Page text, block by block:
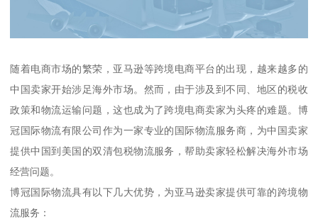
随着电商市场的繁荣，亚马逊等跨境电商平台的出现，越来越多的
中国卖家开始涉足海外市场。然而，由于涉及到不同、地区的税收
政策和物流运输问题，这也成为了跨境电商卖家为头疼的难题。博
冠国际物流有限公司作为一家专业的国际物流服务商，为中国卖家
提供中国到美国的双清包税物流服务，帮助卖家轻松解决海外市场
经营问题。
博冠国际物流具有以下几大优势，为亚马逊卖家提供可靠的跨境物
流服务：